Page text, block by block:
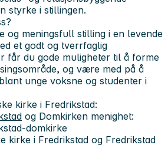
styrke i stillingen.
og meningsfull stilling i en levende
et godt og tverrfaglig
får du gode muligheter til å forme
og være med på å
unge voksne og studenter i
kirke i Fredrikstad:
og Domkirken menighet:
domkirke
kirke i Fredrikstad og Fredrikstad